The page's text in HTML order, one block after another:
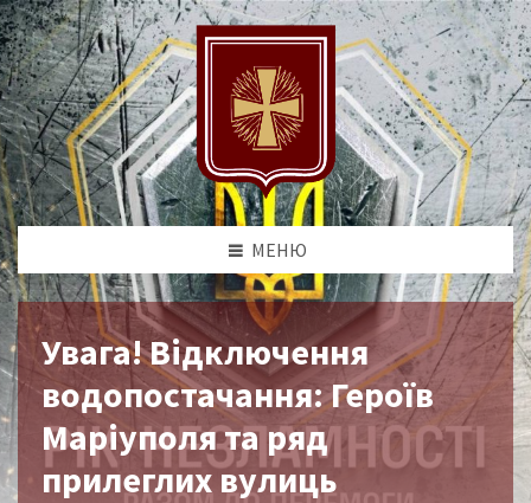
МЕНЮ
Увага! Відключення
водопостачання: Героїв
Маріуполя та ряд
прилеглих вулиць